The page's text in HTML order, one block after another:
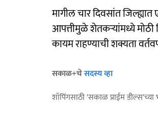
मागील चार दिवसांत
आपत्तीमुळे शेतकऱ्यांमध्ये मोठी
कायम राहण्याची शक्यता
सकाळ+चेसदस्य व्हा
शॉपिंगसाठी 'सकाळ प्राईम